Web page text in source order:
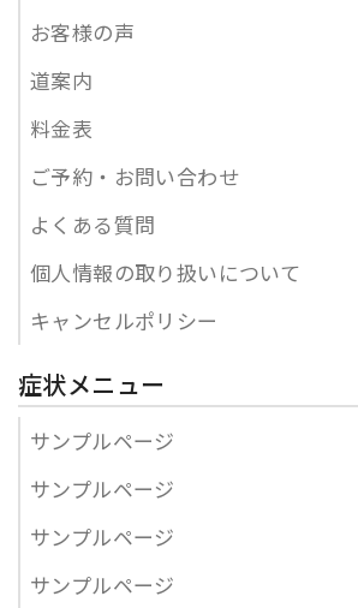
お客様の声
道案内
料金表
ご予約・お問い合わせ
よくある質問
個人情報の取り扱いについて
キャンセルポリシー
症状メニュー
サンプルページ
サンプルページ
サンプルページ
サンプルページ